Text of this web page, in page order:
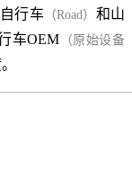
行车 （Road） 和山
车OEM （原始设备